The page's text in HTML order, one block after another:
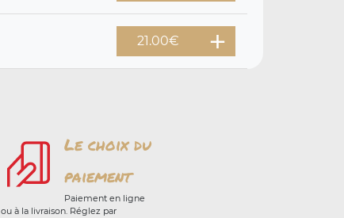
21.00€
Le choix du
paiement
Paiement en ligne
ou à la livraison. Réglez par